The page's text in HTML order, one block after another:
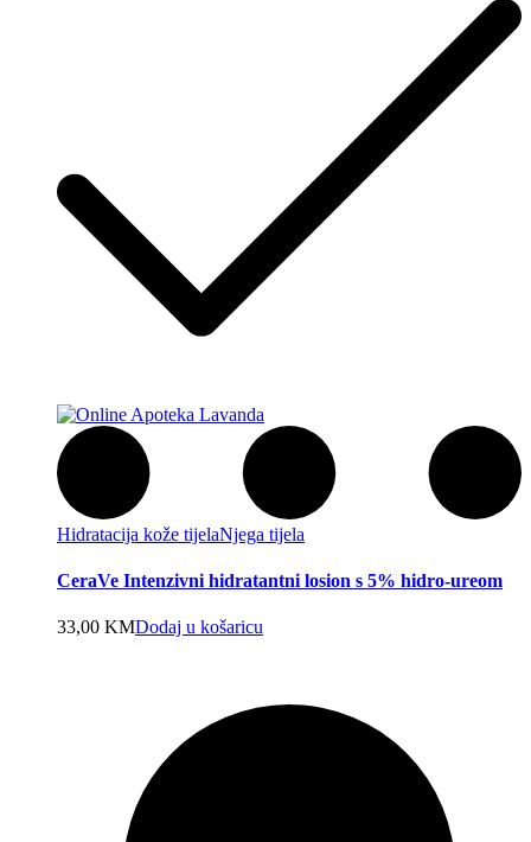
Hidratacija kože tijelaNjega tijela
CeraVe Intenzivni hidratantni losion s 5% hidro-ureom
33,00 KMDodaj u košaricu